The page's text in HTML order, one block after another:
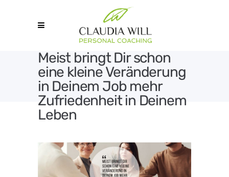
Meist bringt Dir schon
eine kleine Veränderung
in Deinem Job mehr
Zufriedenheit in Deinem
Leben